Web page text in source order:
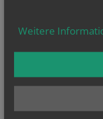
Weitere